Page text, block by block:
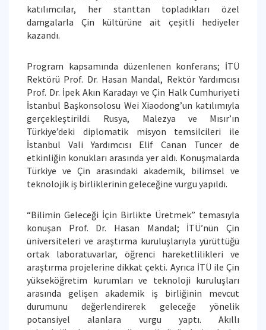
katılımcılar, her stanttan topladıkları özel
damgalarla Çin kültürüne ait çeşitli hediyeler
kazandı.
Program kapsamında düzenlenen konferans; İTÜ
Rektörü Prof. Dr. Hasan Mandal, Rektör Yardımcısı
Prof. Dr. İpek Akın Karadayı ve Çin Halk Cumhuriyeti
İstanbul Başkonsolosu Wei Xiaodong’un katılımıyla
gerçekleştirildi. Rusya, Malezya ve Mısır’ın
Türkiye’deki diplomatik misyon temsilcileri ile
İstanbul Vali Yardımcısı Elif Canan Tuncer de
etkinliğin konukları arasında yer aldı. Konuşmalarda
Türkiye ve Çin arasındaki akademik, bilimsel ve
teknolojik iş birliklerinin geleceğine vurgu yapıldı.
“Bilimin Geleceği İçin Birlikte Üretmek” temasıyla
konuşan Prof. Dr. Hasan Mandal; İTÜ’nün Çin
üniversiteleri ve araştırma kuruluşlarıyla yürüttüğü
ortak laboratuvarlar, öğrenci hareketlilikleri ve
araştırma projelerine dikkat çekti. Ayrıca İTÜ ile Çin
yükseköğretim kurumları ve teknoloji kuruluşları
arasında gelişen akademik iş birliğinin mevcut
durumunu değerlendirerek geleceğe yönelik
potansiyel alanlara vurgu yaptı. Akıllı